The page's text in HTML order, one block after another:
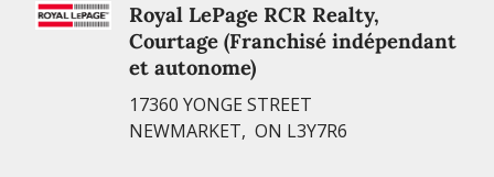
Royal LePage RCR Realty,
Courtage (Franchisé indépendant
et autonome)
17360 YONGE STREET
NEWMARKET, ON L3Y7R6